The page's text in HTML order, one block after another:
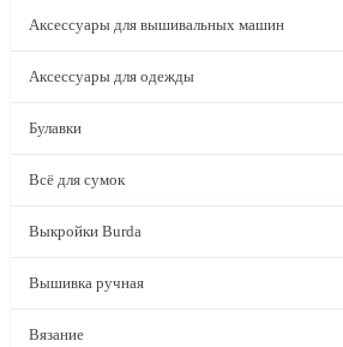
Аксессуары для вышивальных машин
Аксессуары для одежды
Булавки
Всё для сумок
Выкройки Burda
Вышивка ручная
Вязание